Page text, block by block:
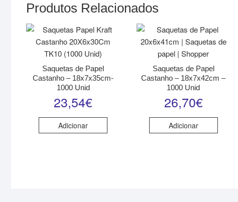
Produtos Relacionados
Saquetas de Papel
Castanho – 18x7x35cm-
1000 Unid
23,54€
Adicionar
Saquetas de Papel
Castanho – 18x7x42cm –
1000 Unid
26,70€
Adicionar